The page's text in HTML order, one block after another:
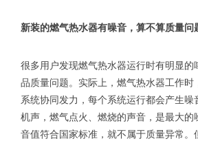
新装的燃气热水器有噪音，算不算质量问
很多用户发现燃气热水器运行时有明显的
品质量问题。实际上，燃气热水器工作时
系统协同发力，每个系统运行都会产生噪
机声，燃气点火、燃烧的声音，是最大的
音值符合国家标准，就不属于质量异常。